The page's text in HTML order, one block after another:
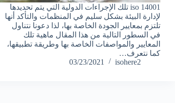
iso 14001 تلك الإجراءات الدولية التي يتم تحديدها
لإدارة البيئة بشكل سليم في المنظمات والتأكد أنها
تلتزم بمعايير الجودة الخاصة بها، لذا دعونا نتناول
في السطور التالية من هذا المقال ماهية تلك
المعايير والمواصفات الخاصة بها وطريقة تطبيقها،
كما نتعرف…
isohere2
03/23/2021